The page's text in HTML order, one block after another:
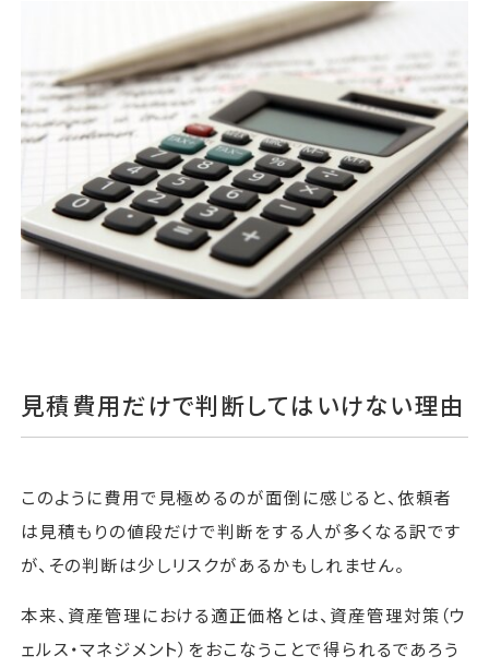
見積費用だけで判断してはいけない理由
このように費用で見極めるのが面倒に感じると、依頼者
は見積もりの値段だけで判断をする人が多くなる訳です
が、その判断は少しリスクがあるかもしれません。
本来、資産管理における適正価格とは、資産管理対策（ウ
ェルス・マネジメント）をおこなうことで得られるであろう